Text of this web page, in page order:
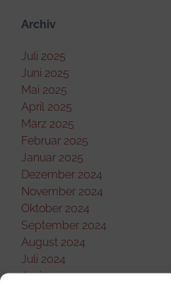
Archiv
Juli 2025
Juni 2025
Mai 2025
April 2025
März 2025
Februar 2025
Januar 2025
Dezember 2024
November 2024
Oktober 2024
September 2024
August 2024
Juli 2024
Juni 2024